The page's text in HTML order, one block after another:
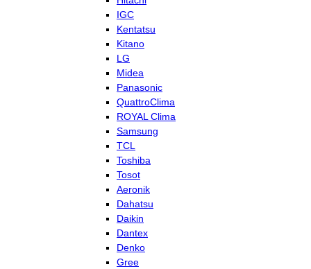
IGC
Kentatsu
Kitano
LG
Midea
Panasonic
QuattroClima
ROYAL Clima
Samsung
TCL
Toshiba
Tosot
Aeronik
Dahatsu
Daikin
Dantex
Denko
Gree